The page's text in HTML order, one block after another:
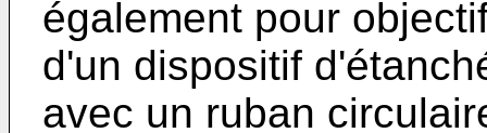
également pour
d'un dispositif
avec un ruban